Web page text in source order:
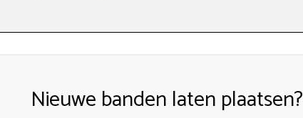
Nieuwe banden laten plaatsen?